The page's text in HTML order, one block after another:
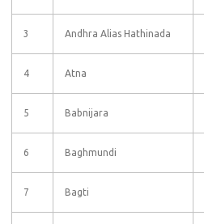
3 Andhra Alias Hathinada
4 Atna
5 Babnijara
6 Baghmundi
7 Bagti